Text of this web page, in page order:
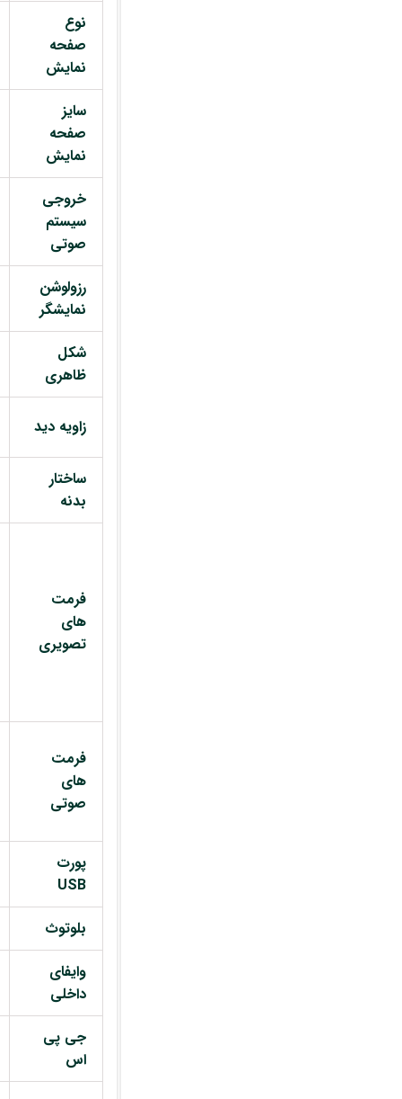
نوع
صفحه
نمایش
سایز
صفحه
نمایش
خروجی
سیستم
صوتی
رزولوشن
نمایشگر
شکل
ظاهری
زاویه دید
ساختار
بدنه
فرمت
های
تصویری
فرمت
های
صوتی
پورت
USB
بلوتوث
وایفای
داخلی
جی پی
اس